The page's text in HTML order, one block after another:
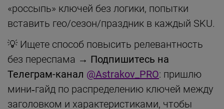
«россыпь» ключей без логики, попытки
вставить гео/сезон/праздник в каждый SKU.
💡 Ищете способ повысить релевантность
без переспама → Подпишитесь на
Телеграм-канал @Astrakov_PRO: пришлю
мини‑гайд по распределению ключей между
заголовком и характеристиками, чтобы